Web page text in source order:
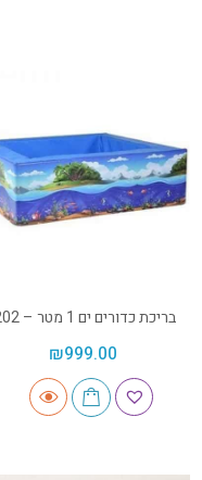
בריכת כדורים ים 1 מטר – 2202
₪999.00